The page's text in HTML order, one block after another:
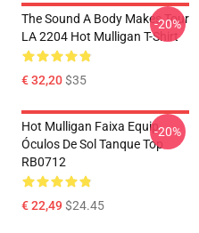
The Sound A Body Makes Tour
LA 2204 Hot Mulligan T-Shirt
€ 32,20$35
-20%
Hot Mulligan Faixa Equip
Óculos De Sol Tanque Top
RB0712
€ 22,49$24.45
-20%